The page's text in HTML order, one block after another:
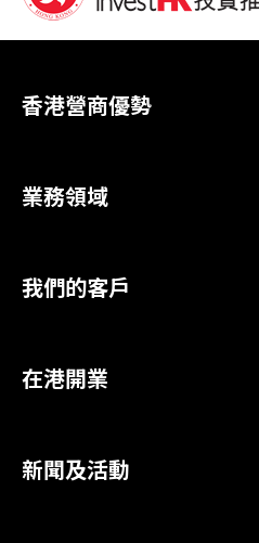
香港營商優勢
業務領域
我們的客戶
在港開業
新聞及活動